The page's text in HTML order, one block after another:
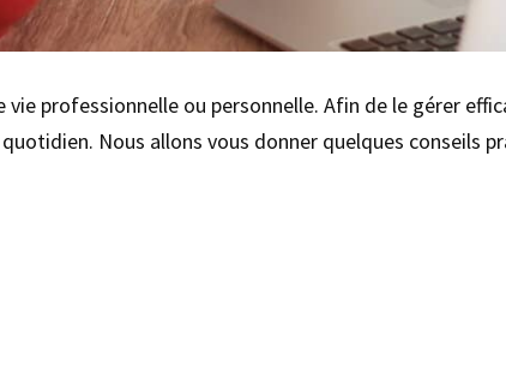
professionnelle ou personnelle. Afin de le gérer
Nous allons vous donner quelques conseils